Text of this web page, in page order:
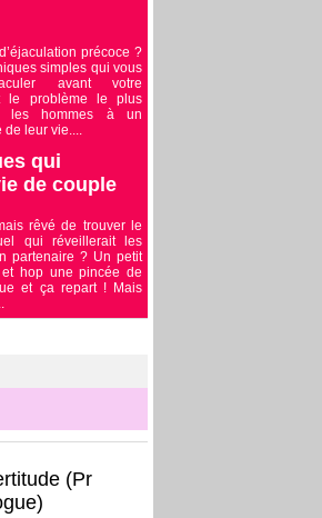
précoce ?
simples qui vous
avant votre
le problème le plus
les hommes à un
leur vie....
qui
de couple
rêvé de trouver le
qui réveillerait les
partenaire ? Un petit
hop une pincée de
et ça repart ! Mais
(Pr